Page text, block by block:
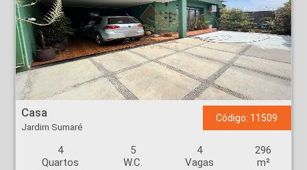
Casa - Jardim Sumaré - Ribeirão Preto
Casa
Jardim Sumaré
Código: 11509
4
Quartos
5
W.C.
4
Vagas
296
m²